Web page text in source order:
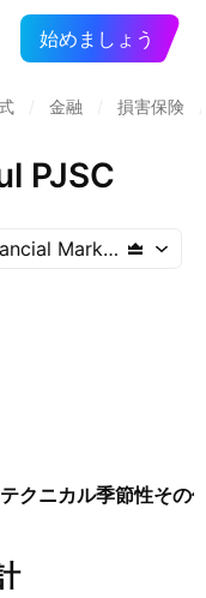
始めましょう
金融 損害保険
PJSC
Market
テクニカル季節性その